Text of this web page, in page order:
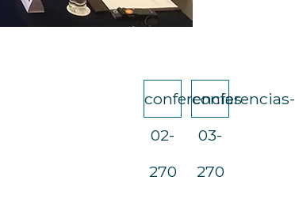
conferencias-
02-
270
conferencias-
03-
270